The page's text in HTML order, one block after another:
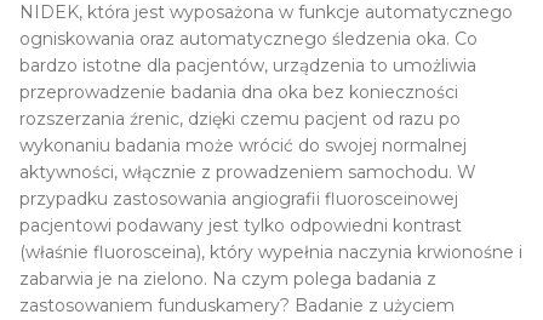
NIDEK, która jest wyposażona w funkcje automatycznego
ogniskowania oraz automatycznego śledzenia oka. Co
bardzo istotne dla pacjentów, urządzenia to umożliwia
przeprowadzenie badania dna oka bez konieczności
rozszerzania źrenic, dzięki czemu pacjent od razu po
wykonaniu badania może wrócić do swojej normalnej
aktywności, włącznie z prowadzeniem samochodu. W
przypadku zastosowania angiografii fluorosceinowej
pacjentowi podawany jest tylko odpowiedni kontrast
(właśnie fluorosceina), który wypełnia naczynia krwionośne i
zabarwia je na zielono. Na czym polega badania z
zastosowaniem funduskamery? Badanie z użyciem